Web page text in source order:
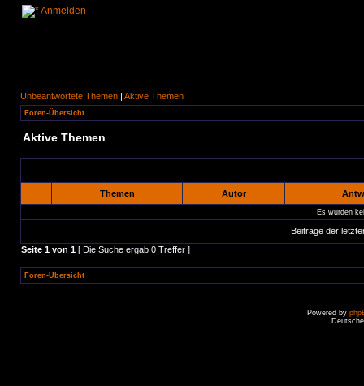
Anmelden
Unbeantwortete Themen | Aktive Themen
Foren-Übersicht
Aktive Themen
Themen Autor
Es wurden
Beiträge der
Seite 1 von 1 [ Die Suche ergab 0 Treffer ]
Foren-Übersicht
Powered by